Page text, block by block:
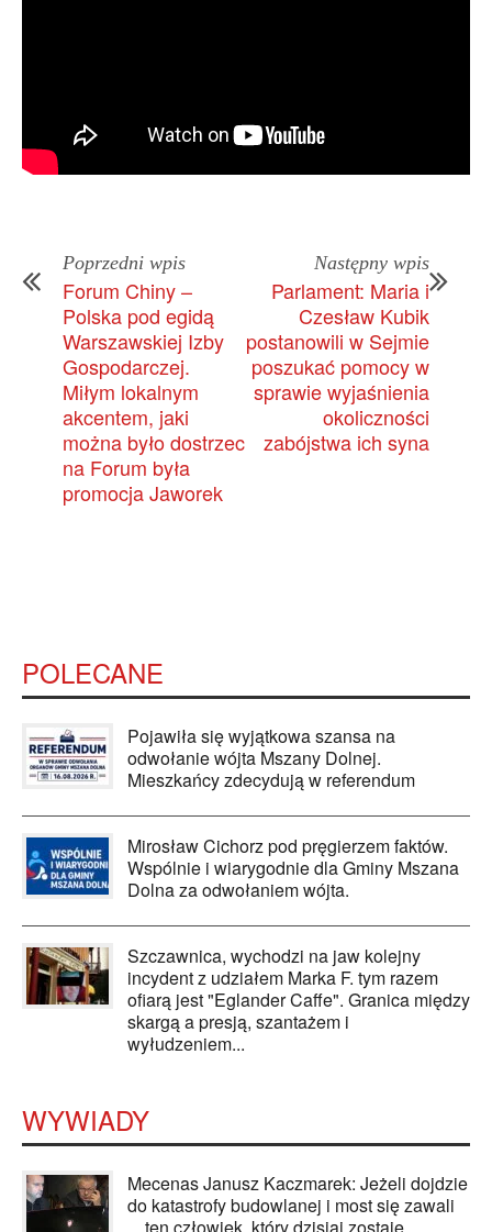
Poprzedni wpis
Forum Chiny –
Polska pod egidą
Warszawskiej Izby
Gospodarczej.
Miłym lokalnym
akcentem, jaki
można było dostrzec
na Forum była
promocja Jaworek
Następny wpis
Parlament: Maria i
Czesław Kubik
postanowili w Sejmie
poszukać pomocy w
sprawie wyjaśnienia
okoliczności
zabójstwa ich syna
POLECANE
Pojawiła się wyjątkowa szansa na
odwołanie wójta Mszany Dolnej.
Mieszkańcy zdecydują w referendum
Mirosław Cichorz pod pręgierzem faktów.
Wspólnie i wiarygodnie dla Gminy Mszana
Dolna za odwołaniem wójta.
Szczawnica, wychodzi na jaw kolejny
incydent z udziałem Marka F. tym razem
ofiarą jest "Eglander Caffe". Granica między
skargą a presją, szantażem i
wyłudzeniem...
WYWIADY
Mecenas Janusz Kaczmarek: Jeżeli dojdzie
do katastrofy budowlanej i most się zawali
... ten człowiek, który dzisiaj zostaje